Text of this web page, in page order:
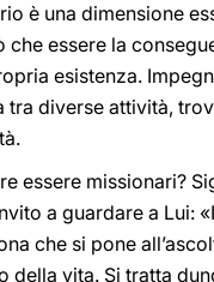
è una dimensione
che essere la
esistenza.
tra diverse attività,
essere missionari?
a guardare a Lui:
che si pone
della vita. Si tratta